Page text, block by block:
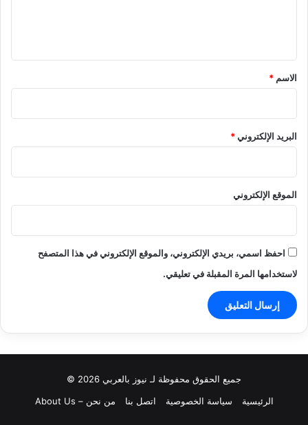
*
الاسم *
البريد الإلكتروني*
الموقع الإلكتروني
احفظ اسمي، بريدي الإلكتروني، والموقع الإلكتروني في هذا المتصفح
لاستخدامها المرة المقبلة في تعليقي.
جميع الحقوق محفوظة لـ نيوز بالعربي 2026 ©
الرئيسية
سياسة الخصوصية اتصل بنا من نحن – About Us